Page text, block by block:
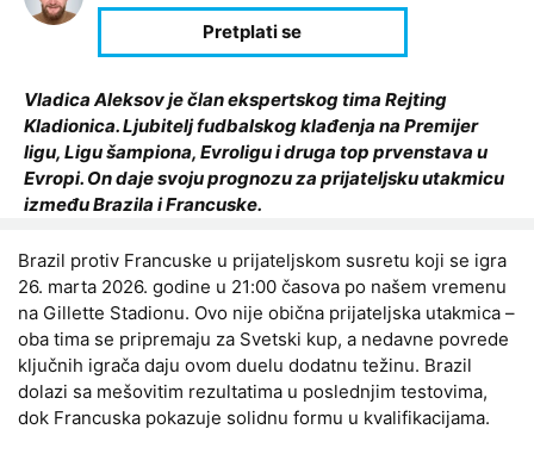
Vladica Aleksov je član ekspertskog tima Rejting
Kladionica. Ljubitelj fudbalskog klađenja na Premijer
ligu, Ligu šampiona, Evroligu i druga top prvenstava u
Evropi. On daje svoju prognozu za prijateljsku utakmicu
između Brazila i Francuske.
Brazil protiv Francuske u prijateljskom susretu koji se igra
26. marta 2026. godine u 21:00 časova po našem vremenu
na Gillette Stadionu. Ovo nije obična prijateljska utakmica –
oba tima se pripremaju za Svetski kup, a nedavne povrede
ključnih igrača daju ovom duelu dodatnu težinu. Brazil
dolazi sa mešovitim rezultatima u poslednjim testovima,
dok Francuska pokazuje solidnu formu u kvalifikacijama.